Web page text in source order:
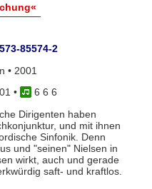
85574-2
• 2001
•
6 6 6
Dirigenten haben
und mit ihnen
Sinfonik. Denn
und "seinen" Nielsen in
wirkt, auch und gerade
saft- und kraftlos.